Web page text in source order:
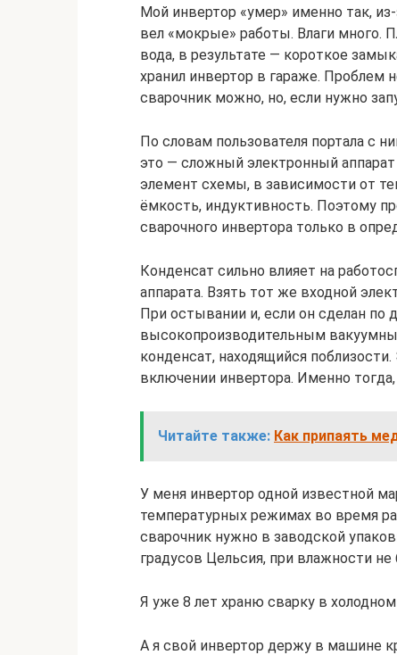
Мой инвертор «умер» именно так,
вел «мокрые» работы. Влаги много.
вода, в результате — короткое
хранил инвертор в гараже. Проблем
сварочник можно, но, если нужно
По словам пользователя портала с
это — сложный электронный
элемент схемы, в зависимости от
ёмкость, индуктивность. Поэтому
сварочного инвертора только в
Конденсат сильно влияет на
аппарата. Взять тот же входной
При остывании и, если он сделан по
высокопроизводительным
конденсат, находящийся
включении инвертора. Именно
Читайте также: Как припаять
У меня инвертор одной известной
температурных режимах во время
сварочник нужно в заводской
градусов Цельсия, при влажности не
Я уже 8 лет храню сварку в
А я свой инвертор держу в машине